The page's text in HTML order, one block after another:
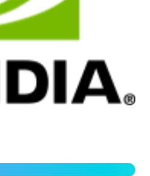
de Liverpool e a Alces